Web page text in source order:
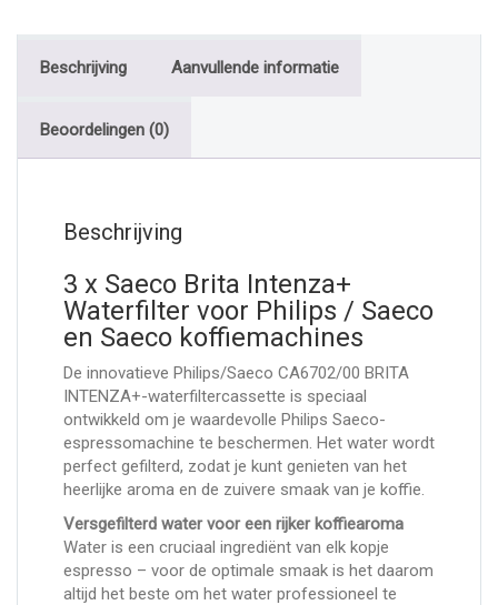
Beschrijving Aanvullende informatie
Beoordelingen (0)
Beschrijving
3 x Saeco Brita Intenza+
Waterfilter voor Philips / Saeco
en Saeco koffiemachines
De innovatieve Philips/Saeco CA6702/00 BRITA
INTENZA+-waterfiltercassette is speciaal
ontwikkeld om je waardevolle Philips Saeco-
espressomachine te beschermen. Het water wordt
perfect gefilterd, zodat je kunt genieten van het
heerlijke aroma en de zuivere smaak van je koffie.
Versgefilterd water voor een rijker koffiearoma
Water is een cruciaal ingrediënt van elk kopje
espresso – voor de optimale smaak is het daarom
altijd het beste om het water professioneel te